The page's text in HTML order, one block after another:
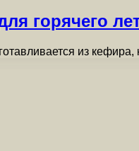
горячего
из